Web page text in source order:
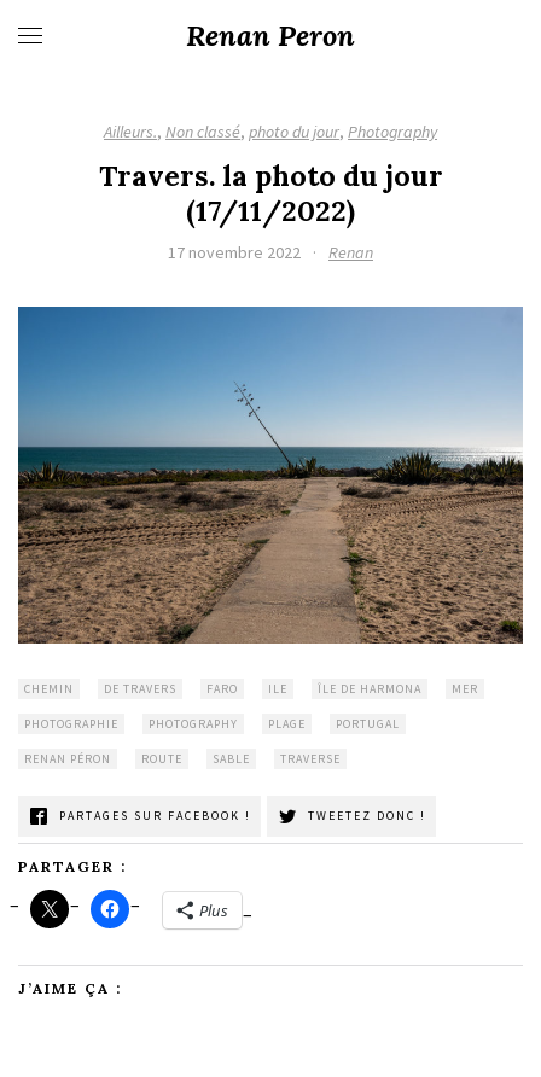
Renan Peron
Ailleurs., Non classé, photo du jour, Photography
Travers. la photo du jour
(17/11/2022)
17 novembre 2022 · Renan
CHEMIN DE TRAVERS FARO ILE ÎLE DE HARMONA MER
PHOTOGRAPHIE PHOTOGRAPHY PLAGE PORTUGAL
RENAN PÉRON ROUTE SABLE TRAVERSE
PARTAGES SUR FACEBOOK ! TWEETEZ DONC !
PARTAGER :
Plus
J’AIME ÇA :